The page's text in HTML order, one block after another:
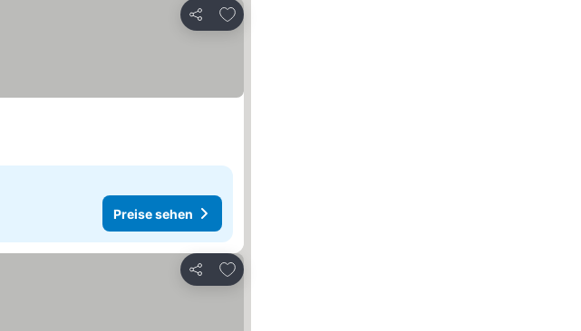
Teilen
Zu Favoriten hinzufügen
Preise sehen
Teilen
Zu Favoriten hinzufügen